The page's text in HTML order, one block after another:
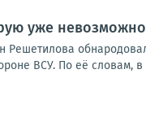
уже
Решетилова
ВСУ. По её словам, в